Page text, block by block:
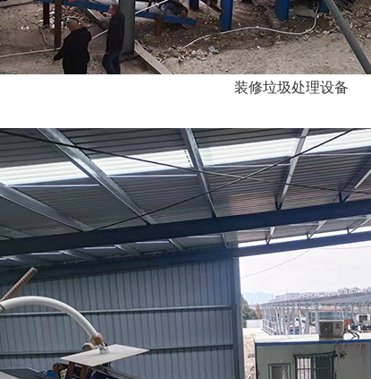
装修垃圾处理设备